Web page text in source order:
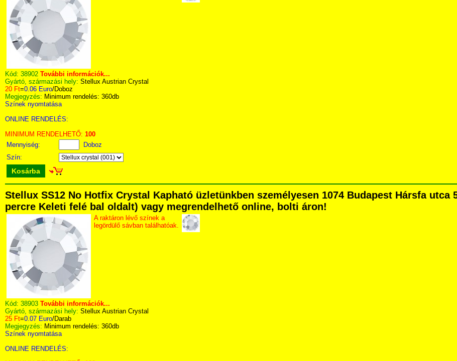
Kód: 38902 További információk...
Gyártó, származási hely: Stellux Austrian Crystal
20 Ft=0.06 Euro/Doboz
Megjegyzés: Minimum rendelés: 360db
Színek nyomtatása
ONLINE RENDELÉS:
MINIMUM RENDELHETŐ: 100
Mennyiség:
Doboz
Szín:
Kosárba
Stellux SS12 No Hotfix Crystal Kapható üzletünkben személyesen 1074 Budapest Hársfa utca
percre Keleti felé bal oldalt) vagy megrendelhető online, bolti áron!
A raktáron lévő színek a
legördülő sávban találhatóak.
Kód: 38903 További információk...
Gyártó, származási hely: Stellux Austrian Crystal
25 Ft=0.07 Euro/Darab
Megjegyzés: Minimum rendelés: 360db
Színek nyomtatása
ONLINE RENDELÉS: